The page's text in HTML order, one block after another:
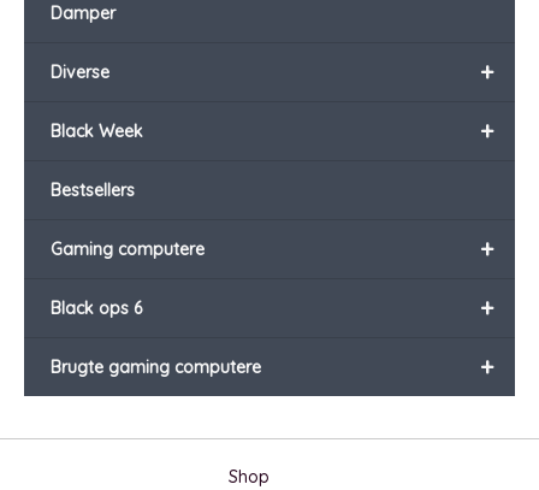
Damper
+
Diverse
+
Black Week
Bestsellers
+
Gaming computere
+
Black ops 6
+
Brugte gaming computere
Shop